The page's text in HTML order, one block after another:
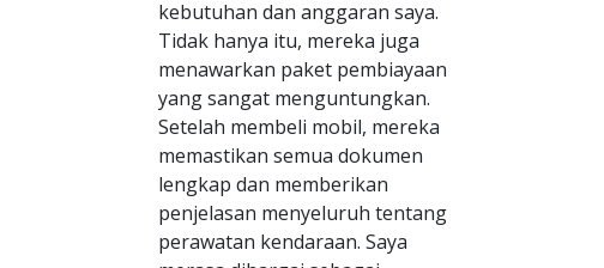
kebutuhan dan anggaran saya.
Tidak hanya itu, mereka juga
menawarkan paket pembiayaan
yang sangat menguntungkan.
Setelah membeli mobil, mereka
memastikan semua dokumen
lengkap dan memberikan
penjelasan menyeluruh tentang
perawatan kendaraan. Saya